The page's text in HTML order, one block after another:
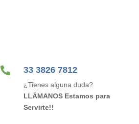
 33 3826 7812
¿Tienes alguna duda?
LLÁMANOS Estamos para
Servirte!!